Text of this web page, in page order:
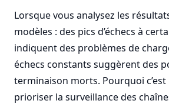
Lorsque vous analysez les
modèles : des pics d’échecs à
indiquent des problèmes de
échecs constants suggèrent des
terminaison morts. Pourquoi
prioriser la surveillance des